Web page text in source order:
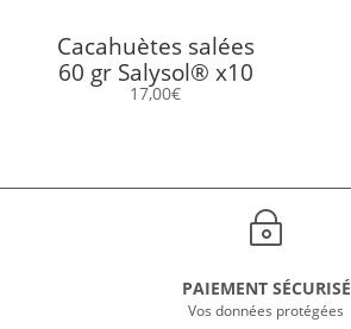
Cacahuètes salées
60 gr Salysol® x10
17,00€
~
PAIEMENT SÉCURISÉ
Vos données protégées